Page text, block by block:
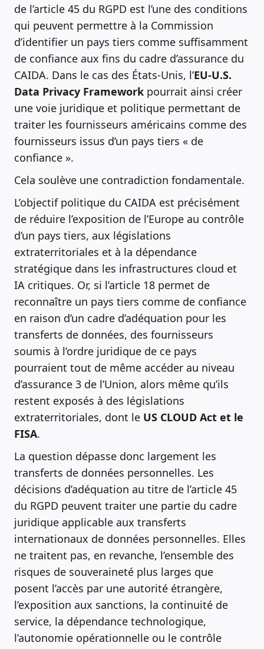
de l’article 45 du RGPD est l’une des conditions
qui peuvent permettre à la Commission
d’identifier un pays tiers comme suffisamment
de confiance aux fins du cadre d’assurance du
CAIDA. Dans le cas des États-Unis, l’EU-U.S.
Data Privacy Framework pourrait ainsi créer
une voie juridique et politique permettant de
traiter les fournisseurs américains comme des
fournisseurs issus d’un pays tiers « de
confiance ».
Cela soulève une contradiction fondamentale.
L’objectif politique du CAIDA est précisément
de réduire l’exposition de l’Europe au contrôle
d’un pays tiers, aux législations
extraterritoriales et à la dépendance
stratégique dans les infrastructures cloud et
IA critiques. Or, si l’article 18 permet de
reconnaître un pays tiers comme de confiance
en raison d’un cadre d’adéquation pour les
transferts de données, des fournisseurs
soumis à l’ordre juridique de ce pays
pourraient tout de même accéder au niveau
d’assurance 3 de l’Union, alors même qu’ils
restent exposés à des législations
extraterritoriales, dont le US CLOUD Act et le
FISA.
La question dépasse donc largement les
transferts de données personnelles. Les
décisions d’adéquation au titre de l’article 45
du RGPD peuvent traiter une partie du cadre
juridique applicable aux transferts
internationaux de données personnelles. Elles
ne traitent pas, en revanche, l’ensemble des
risques de souveraineté plus larges que
posent l’accès par une autorité étrangère,
l’exposition aux sanctions, la continuité de
service, la dépendance technologique,
l’autonomie opérationnelle ou le contrôle